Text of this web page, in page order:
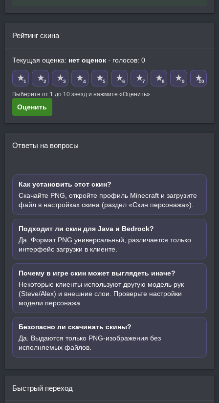
Рейтинг скина
Текущая оценка: нет оценок · голосов: 0
★1 ★2 ★3 ★4 ★5 ★6 ★7 ★8 ★9 ★10
Выберите от 1 до 10 звезд и нажмите «Оценить».
Оценить
Ответы на вопросы
Как установить этот скин?
Скачайте PNG, откройте профиль Minecraft и загрузите
файл в настройках скина (раздел «Скин персонажа»).
Подходит ли скин для Java и Bedrock?
Да. Формат PNG универсальный, различается только
интерфейс загрузки в клиенте.
Почему в игре скин может выглядеть иначе?
Некоторые клиенты используют другую модель рук
(Steve/Alex) и внешние слои. Проверьте настройки
модели персонажа.
Безопасно ли скачивать скины?
Да. Выдаются только PNG-изображения без
исполняемых файлов.
Быстрый переход